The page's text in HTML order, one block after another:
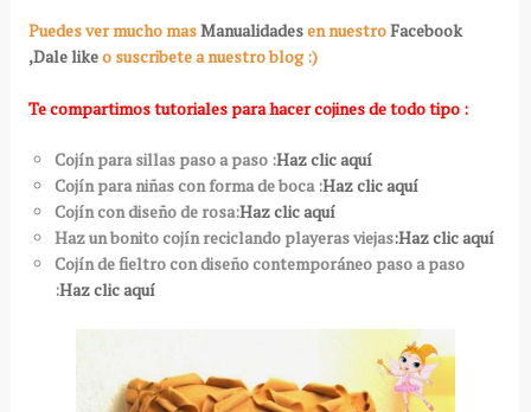
Puedes ver mucho masManualidadesen nuestro Facebook
,Dale likeo suscribete a nuestro blog :)
Te compartimos tutoriales para hacer cojines de todo tipo :
Cojín para sillas paso a paso :Haz clic aquí
Cojín para niñas con forma de boca :Haz clic aquí
Cojín con diseño de rosa:Haz clic aquí
Haz un bonito cojín reciclando playeras viejas:Haz clic aquí
Cojín de fieltro con diseño contemporáneo paso a paso
:Haz clic aquí